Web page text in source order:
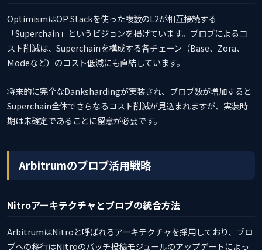
OptimismはOP Stackを使った複数のL2が相互接続する
「Superchain」というビジョンを掲げています。ブロブによるコ
スト削減は、Superchainを構成する各チェーン（Base、Zora、
Modeなど）のコスト低減にも直結しています。
将来的に完全なDankshardingが実装され、ブロブ数が増加すると
Superchain全体でさらなるコスト削減が見込まれますが、実装時
期は未確定であることに留意が必要です。
Arbitrumのブロブ活用戦略
Nitroアーキテクチャとブロブの統合方法
ArbitrumはNitroと呼ばれるアーキテクチャを採用しており、ブロ
ブへの移行はNitroのバッチ投稿モジュールのアップデートによっ